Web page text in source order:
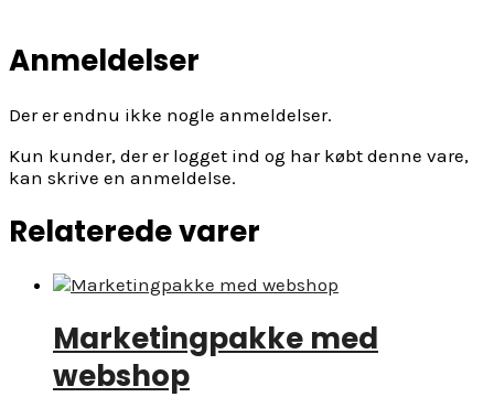
Anmeldelser
Der er endnu ikke nogle anmeldelser.
Kun kunder, der er logget ind og har købt denne vare,
kan skrive en anmeldelse.
Relaterede varer
Marketingpakke med
webshop